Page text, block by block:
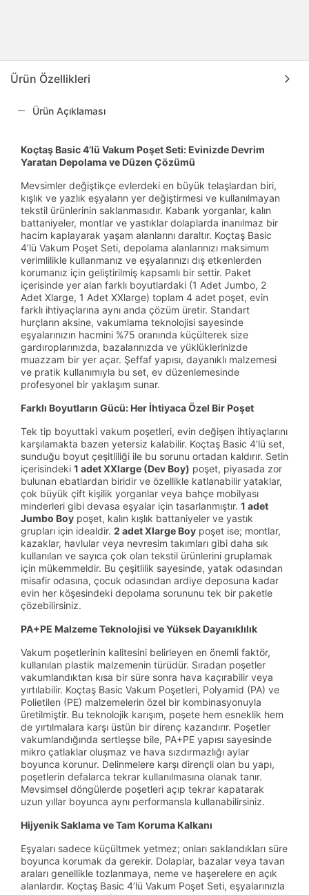
Ürün Özellikleri
Ürün Açıklaması
Koçtaş Basic 4’lü Vakum Poşet Seti: Evinizde Devrim
Yaratan Depolama ve Düzen Çözümü
Mevsimler değiştikçe evlerdeki en büyük telaşlardan biri,
kışlık ve yazlık eşyaların yer değiştirmesi ve kullanılmayan
tekstil ürünlerinin saklanmasıdır. Kabarık yorganlar, kalın
battaniyeler, montlar ve yastıklar dolaplarda inanılmaz bir
hacim kaplayarak yaşam alanlarını daraltır. Koçtaş Basic
4’lü Vakum Poşet Seti, depolama alanlarınızı maksimum
verimlilikle kullanmanız ve eşyalarınızı dış etkenlerden
korumanız için geliştirilmiş kapsamlı bir settir. Paket
içerisinde yer alan farklı boyutlardaki (1 Adet Jumbo, 2
Adet Xlarge, 1 Adet XXlarge) toplam 4 adet poşet, evin
farklı ihtiyaçlarına aynı anda çözüm üretir. Standart
hurçların aksine, vakumlama teknolojisi sayesinde
eşyalarınızın hacmini %75 oranında küçülterek size
gardıroplarınızda, bazalarınızda ve yüklüklerinizde
muazzam bir yer açar. Şeffaf yapısı, dayanıklı malzemesi
ve pratik kullanımıyla bu set, ev düzenlemesinde
profesyonel bir yaklaşım sunar.
Farklı Boyutların Gücü: Her İhtiyaca Özel Bir Poşet
Tek tip boyuttaki vakum poşetleri, evin değişen ihtiyaçlarını
karşılamakta bazen yetersiz kalabilir. Koçtaş Basic 4’lü set,
sunduğu boyut çeşitliliği ile bu sorunu ortadan kaldırır. Setin
içerisindeki 1 adet XXlarge (Dev Boy) poşet, piyasada zor
bulunan ebatlardan biridir ve özellikle katlanabilir yataklar,
çok büyük çift kişilik yorganlar veya bahçe mobilyası
minderleri gibi devasa eşyalar için tasarlanmıştır. 1 adet
Jumbo Boy poşet, kalın kışlık battaniyeler ve yastık
grupları için idealdir. 2 adet Xlarge Boy poşet ise; montlar,
kazaklar, havlular veya nevresim takımları gibi daha sık
kullanılan ve sayıca çok olan tekstil ürünlerini gruplamak
için mükemmeldir. Bu çeşitlilik sayesinde, yatak odasından
misafir odasına, çocuk odasından ardiye deposuna kadar
evin her köşesindeki depolama sorununu tek bir paketle
çözebilirsiniz.
PA+PE Malzeme Teknolojisi ve Yüksek Dayanıklılık
Vakum poşetlerinin kalitesini belirleyen en önemli faktör,
kullanılan plastik malzemenin türüdür. Sıradan poşetler
vakumlandıktan kısa bir süre sonra hava kaçırabilir veya
yırtılabilir. Koçtaş Basic Vakum Poşetleri, Polyamid (PA) ve
Polietilen (PE) malzemelerin özel bir kombinasyonuyla
üretilmiştir. Bu teknolojik karışım, poşete hem esneklik hem
de yırtılmalara karşı üstün bir direnç kazandırır. Poşetler
vakumlandığında sertleşse bile, PA+PE yapısı sayesinde
mikro çatlaklar oluşmaz ve hava sızdırmazlığı aylar
boyunca korunur. Delinmelere karşı dirençli olan bu yapı,
poşetlerin defalarca tekrar kullanılmasına olanak tanır.
Mevsimsel döngülerde poşetleri açıp tekrar kapatarak
uzun yıllar boyunca aynı performansla kullanabilirsiniz.
Hijyenik Saklama ve Tam Koruma Kalkanı
Eşyaları sadece küçültmek yetmez; onları saklandıkları süre
boyunca korumak da gerekir. Dolaplar, bazalar veya tavan
araları genellikle tozlanmaya, neme ve haşerelere en açık
alanlardır. Koçtaş Basic 4’lü Vakum Poşet Seti, eşyalarınızla